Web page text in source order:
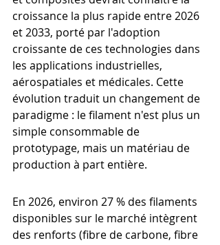
croissance la plus rapide entre 2026
et 2033, porté par l'adoption
croissante de ces technologies dans
les applications industrielles,
aérospatiales et médicales. Cette
évolution traduit un changement de
paradigme : le filament n'est plus un
simple consommable de
prototypage, mais un matériau de
production à part entière.
En 2026, environ 27 % des filaments
disponibles sur le marché intègrent
des renforts (fibre de carbone, fibre